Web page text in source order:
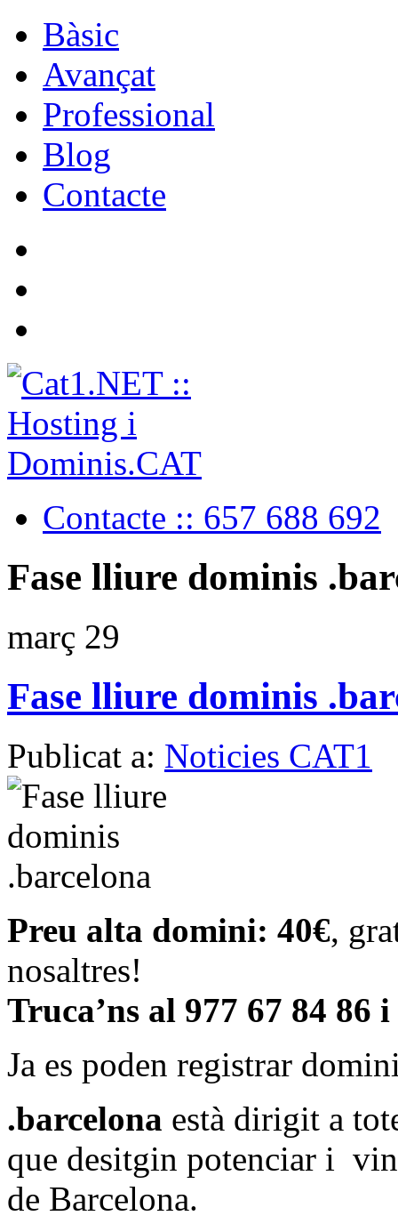
Bàsic
Avançat
Professional
Blog
Contacte
Contacte :: 657 688 692
Fase lliure dominis
març 29
Fase lliure dominis
Publicat a: Noticies CAT1
Preu alta domini: 40€,
nosaltres!
Truca’ns al 977 67 84 86 i
Ja es poden registrar
.barcelona està dirigit a
que desitgin potenciar i
de Barcelona.